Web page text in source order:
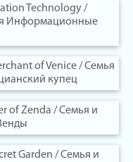
Technology /
Информационные
of Venice / Семья
купец
of Zenda / Семья и
Garden / Семья и